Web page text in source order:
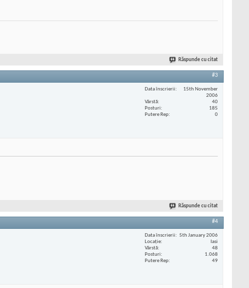
Răspunde cu citat
#3
Data înscrierii
15th November
2006
Vârstă
40
Posturi
185
Putere Rep
0
Răspunde cu citat
#4
Data înscrierii
5th January 2006
Locaţie
Iasi
Vârstă
48
Posturi
1.068
Putere Rep
49